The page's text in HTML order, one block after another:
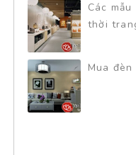
Các
thời
Mua